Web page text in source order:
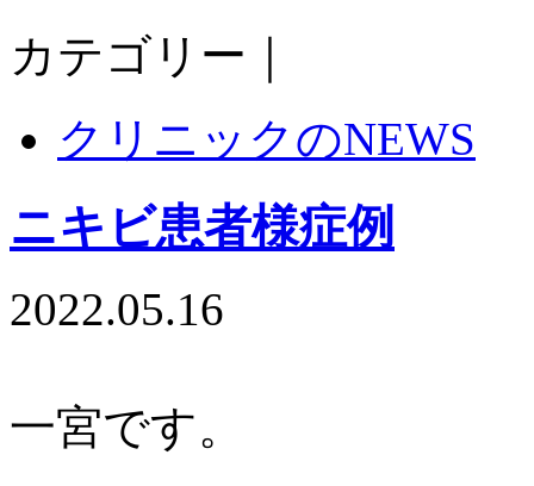
カテゴリー｜
クリニックのNEWS
ニキビ患者様症例
2022.05.16
一宮です。